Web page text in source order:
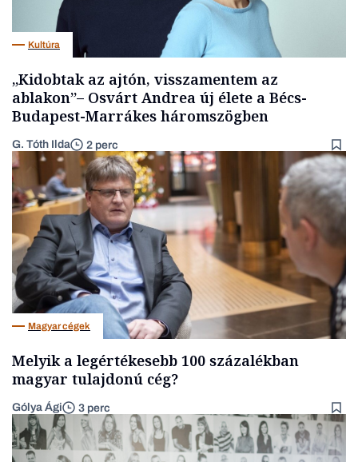
Kultúra
„Kidobtak az ajtón, visszamentem az
ablakon”– Osvárt Andrea új élete a Bécs-
Budapest-Marrákes háromszögben
G. Tóth Ilda 2 perc
Magyar cégek
Melyik a legértékesebb 100 százalékban
magyar tulajdonú cég?
Gólya Ági 3 perc